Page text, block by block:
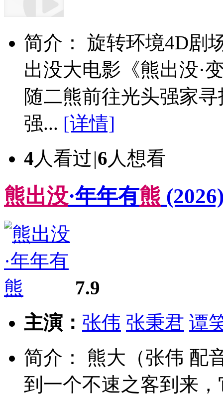
简介： 旋转环境4D剧
出没大电影《熊出没·
随二熊前往光头强家
强... [详情]
4人看过|6人想看
熊出没·年年有熊
7.9
主演： 张伟 张秉君 谭
简介： 熊大（张伟 配
到一个不速之客到来